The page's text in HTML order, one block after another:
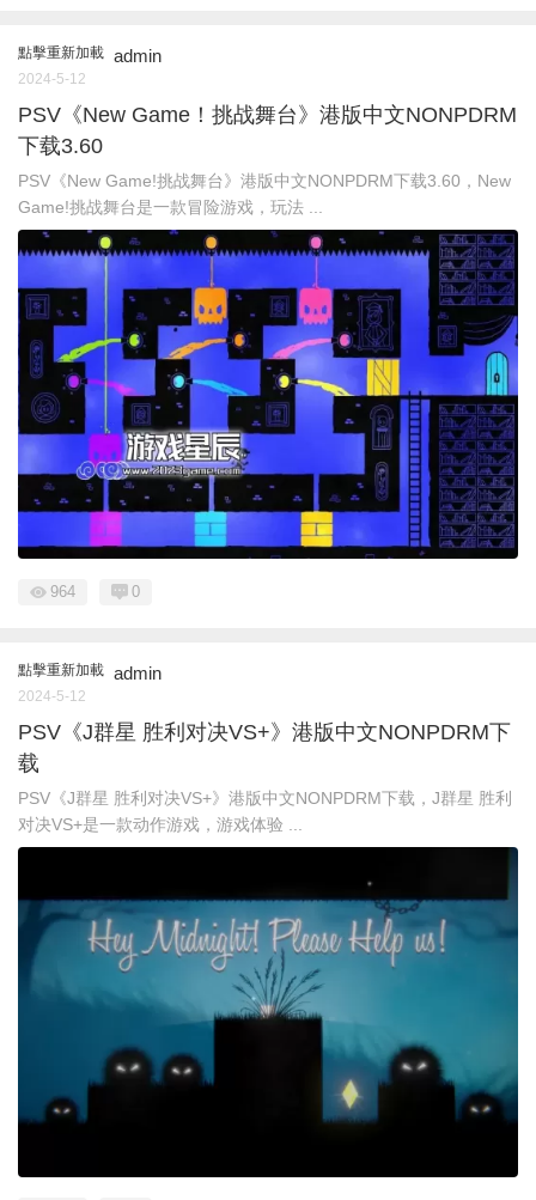
點擊重新加載 admin
2024-5-12
PSV《New Game！挑战舞台》港版中文NONPDRM
下载3.60
PSV《New Game!挑战舞台》港版中文NONPDRM下载3.60，New
Game!挑战舞台是一款冒险游戏，玩法 ...
964 0
點擊重新加載 admin
2024-5-12
PSV《J群星 胜利对决VS+》港版中文NONPDRM下
载
PSV《J群星 胜利对决VS+》港版中文NONPDRM下载，J群星 胜利
对决VS+是一款动作游戏，游戏体验 ...